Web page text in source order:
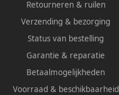
Retourneren & ruilen
Verzending & bezorging
Status van bestelling
Garantie & reparatie
Betaalmogelijkheden
Voorraad & beschikbaarheid